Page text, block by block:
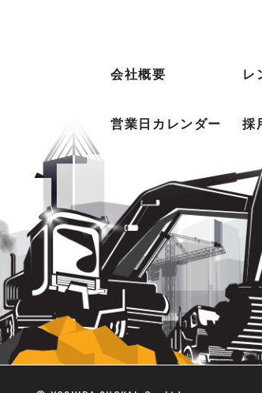
会社概要 レ
営業日カレンダー 採